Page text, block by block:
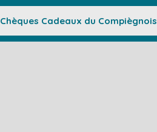
Chèques Cadeaux du Compiègnois